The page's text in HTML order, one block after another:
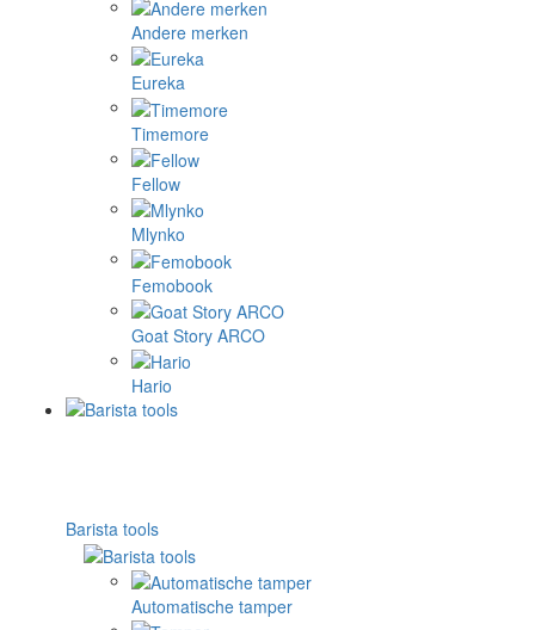
Andere merken
Eureka
Timemore
Fellow
Mlynko
Femobook
Goat Story ARCO
Hario
Barista tools
Automatische tamper